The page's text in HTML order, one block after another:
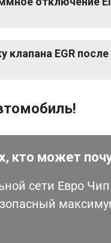
клапана EGR
кто может
сети Евро